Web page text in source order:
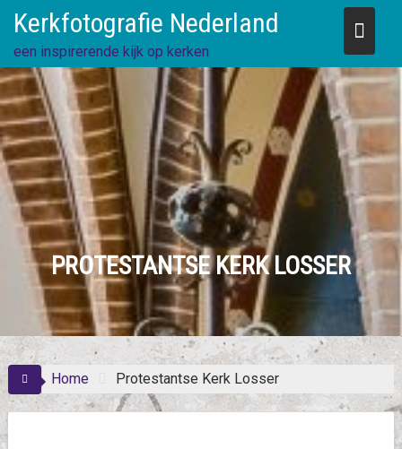
content
Kerkfotografie Nederland
een inspirerende kijk op kerken
PROTESTANTSE KERK LOSSER
Home Protestantse Kerk Losser